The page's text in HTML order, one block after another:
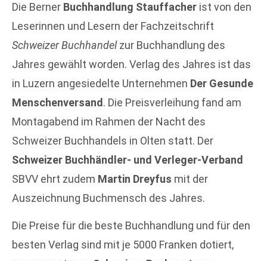
Die Berner Buchhandlung Stauffacher ist von den
Leserinnen und Lesern der Fachzeitschrift
Schweizer Buchhandelzur Buchhandlung des
Jahres gewählt worden. Verlag des Jahres ist das
in Luzern angesiedelte Unternehmen Der Gesunde
Menschenversand . Die Preisverleihung fand am
Montagabend im Rahmen der Nacht des
Schweizer Buchhandels in Olten statt. Der
Schweizer Buchhändler- und Verleger-Verband
SBVV ehrt zudem Martin Dreyfus mit der
Auszeichnung Buchmensch des Jahres.
Die Preise für die beste Buchhandlung und für den
besten Verlag sind mit je 5000 Franken dotiert,